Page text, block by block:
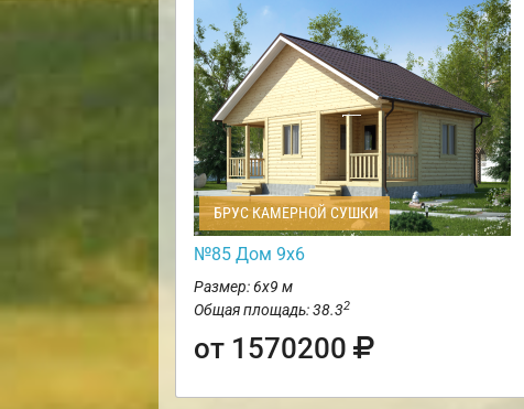
БРУС КАМЕРНОЙ СУШКИ
№85 Дом 9х6
Размер: 6х9 м
Общая площадь: 38.32
от 1570200